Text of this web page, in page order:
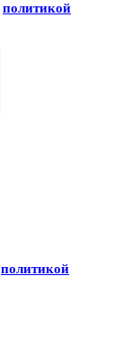
политикой
политикой